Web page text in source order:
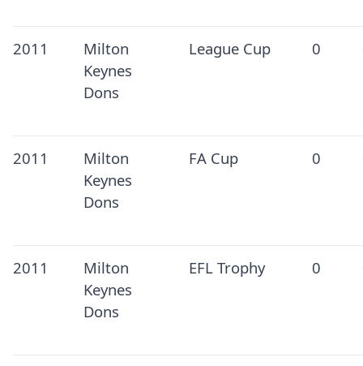
2011
Milton
Keynes
Dons
League Cup 0
2011
Milton
Keynes
Dons
FA Cup 0
2011
Milton
Keynes
Dons
EFL Trophy 0